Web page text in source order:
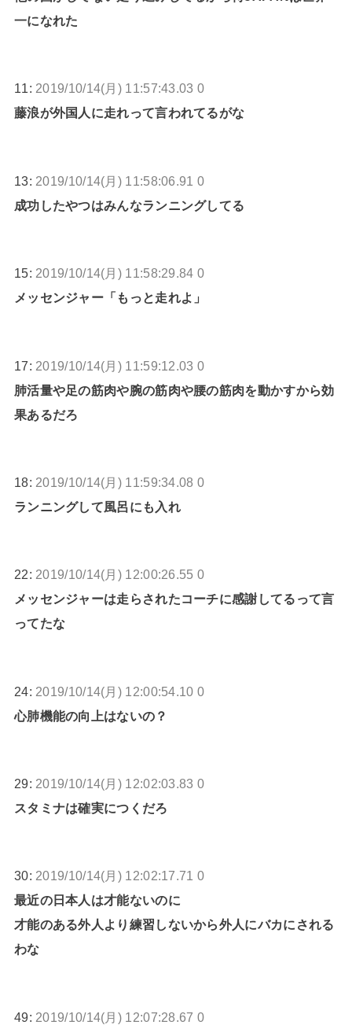
一になれた
11: 2019/10/14(月) 11:57:43.03 0
藤浪が外国人に走れって言われてるがな
13: 2019/10/14(月) 11:58:06.91 0
成功したやつはみんなランニングしてる
15: 2019/10/14(月) 11:58:29.84 0
メッセンジャー「もっと走れよ」
17: 2019/10/14(月) 11:59:12.03 0
肺活量や足の筋肉や腕の筋肉や腰の筋肉を動かすから効
果あるだろ
18: 2019/10/14(月) 11:59:34.08 0
ランニングして風呂にも入れ
22: 2019/10/14(月) 12:00:26.55 0
メッセンジャーは走らされたコーチに感謝してるって言
ってたな
24: 2019/10/14(月) 12:00:54.10 0
心肺機能の向上はないの？
29: 2019/10/14(月) 12:02:03.83 0
スタミナは確実につくだろ
30: 2019/10/14(月) 12:02:17.71 0
最近の日本人は才能ないのに
才能のある外人より練習しないから外人にバカにされる
わな
49: 2019/10/14(月) 12:07:28.67 0